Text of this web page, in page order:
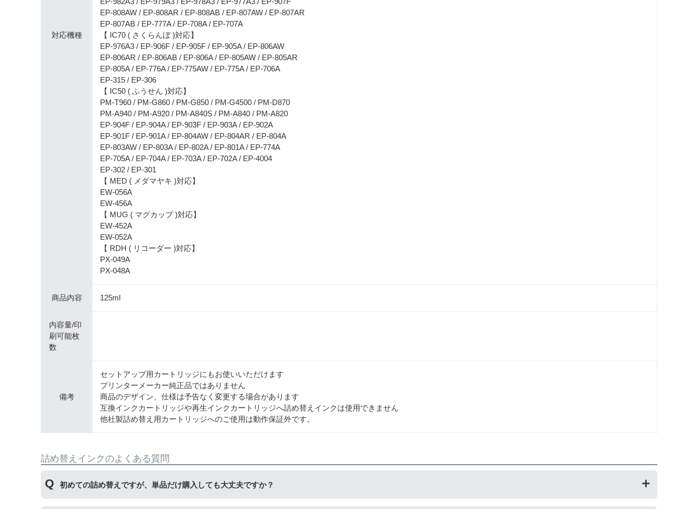
対応機種
EP-808AW / EP-808AR / EP-808AB / EP-807AW / EP-807AR
EP-807AB / EP-777A / EP-708A / EP-707A
【 IC70 ( さくらんぼ )対応】
EP-976A3 / EP-906F / EP-905F / EP-905A / EP-806AW
EP-806AR / EP-806AB / EP-806A / EP-805AW / EP-805AR
EP-805A / EP-776A / EP-775AW / EP-775A / EP-706A
EP-315 / EP-306
【 IC50 ( ふうせん )対応】
PM-T960 / PM-G860 / PM-G850 / PM-G4500 / PM-D870
PM-A940 / PM-A920 / PM-A840S / PM-A840 / PM-A820
EP-904F / EP-904A / EP-903F / EP-903A / EP-902A
EP-901F / EP-901A / EP-804AW / EP-804AR / EP-804A
EP-803AW / EP-803A / EP-802A / EP-801A / EP-774A
EP-705A / EP-704A / EP-703A / EP-702A / EP-4004
EP-302 / EP-301
【 MED ( メダマヤキ )対応】
EW-056A
EW-456A
【 MUG ( マグカップ )対応】
EW-452A
EW-052A
【 RDH ( リコーダー )対応】
PX-049A
PX-048A
商品内容 125ml
内容量/印
刷可能枚
数
備考
セットアップ用カートリッジにもお使いいただけます
プリンターメーカー純正品ではありません
商品のデザイン、仕様は予告なく変更する場合があります
互換インクカートリッジや再生インクカートリッジへ詰め替えインクは使用できません
他社製詰め替え用カートリッジへのご使用は動作保証外です。
詰め替えインクのよくある質問
初めての詰め替えですが、単品だけ購入しても大丈夫ですか？